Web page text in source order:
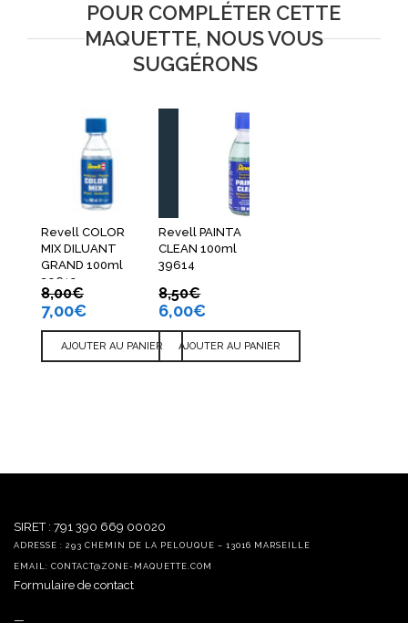
POUR COMPLÉTER CETTE
MAQUETTE, NOUS VOUS
SUGGÉRONS
Revell COLOR
MIX DILUANT
GRAND 100ml
39612
8,00€
7,00€
AJOUTER AU PANIER
Revell PAINTA
CLEAN 100ml
39614
8,50€
6,00€
AJOUTER AU PANIER
SIRET : 791 390 669 00020
ADRESSE : 293 CHEMIN DE LA PELOUQUE – 13016 MARSEILLE
EMAIL: CONTACT@ZONE-MAQUETTE.COM
Formulaire de contact
—